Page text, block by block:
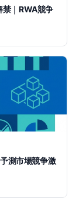
｜RWA競争
測市場競争激